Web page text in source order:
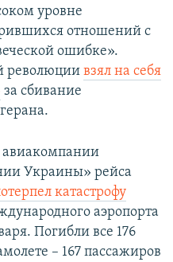
уровне
отношений с
ошибке».
революции взял на себя
за сбивание
авиакомпании
Украины» рейса
катастрофу
аэропорта
Погибли все 176
– 167 пассажиров